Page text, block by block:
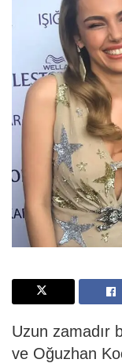
Uzun zamadır
ve Oğuzhan